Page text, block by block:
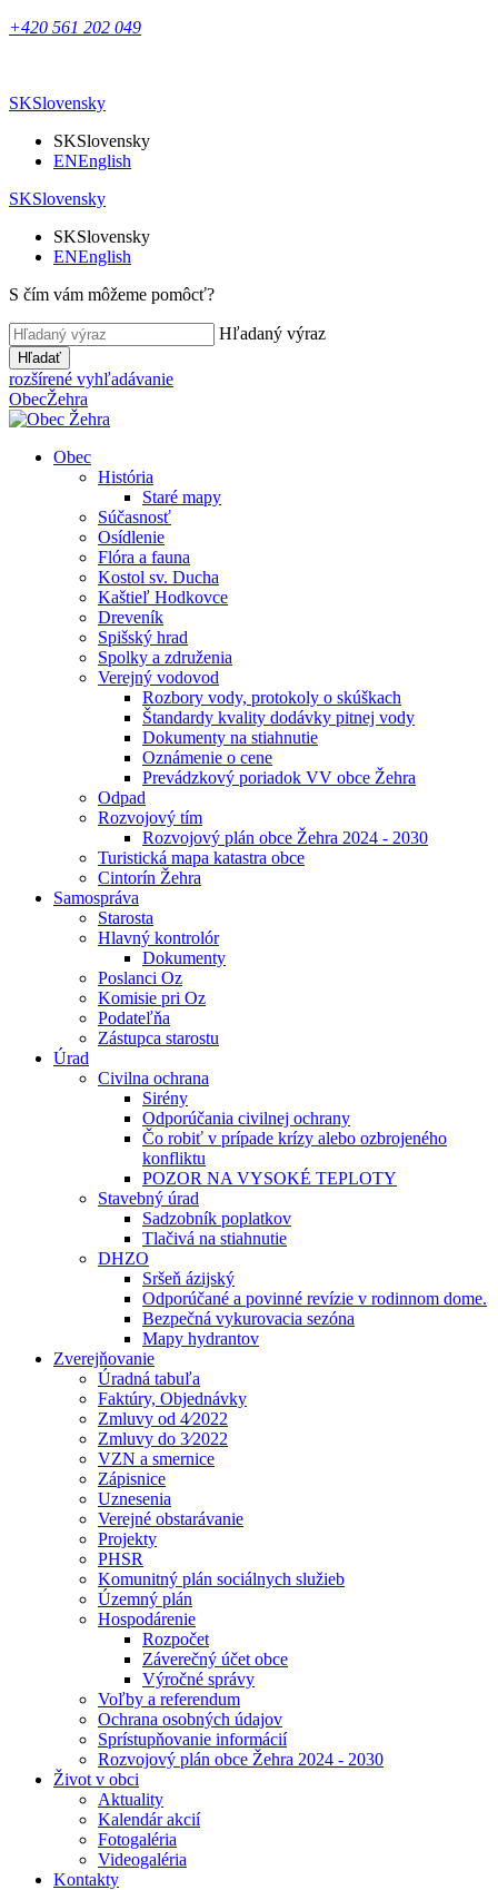
+420 561 202 049
SKSlovensky
SKSlovensky
ENEnglish
SKSlovensky
SKSlovensky
ENEnglish
S čím vám môžeme pomôcť?
Hľadaný výraz
Hľadať
rozšírené vyhľadávanie
ObecŽehra
Obec
História
Staré mapy
Súčasnosť
Osídlenie
Flóra a fauna
Kostol sv. Ducha
Kaštieľ Hodkovce
Dreveník
Spišský hrad
Spolky a združenia
Verejný vodovod
Rozbory vody, protokoly o skúškach
Štandardy kvality dodávky pitnej vody
Dokumenty na stiahnutie
Oznámenie o cene
Prevádzkový poriadok VV obce Žehra
Odpad
Rozvojový tím
Rozvojový plán obce Žehra 2024 - 2030
Turistická mapa katastra obce
Cintorín Žehra
Samospráva
Starosta
Hlavný kontrolór
Dokumenty
Poslanci Oz
Komisie pri Oz
Podateľňa
Zástupca starostu
Úrad
Civilna ochrana
Sirény
Odporúčania civilnej ochrany
Čo robiť v prípade krízy alebo ozbrojeného
konfliktu
POZOR NA VYSOKÉ TEPLOTY
Stavebný úrad
Sadzobník poplatkov
Tlačivá na stiahnutie
DHZO
Sršeň ázijský
Odporúčané a povinné revízie v rodinnom dome.
Bezpečná vykurovacia sezóna
Mapy hydrantov
Zverejňovanie
Úradná tabuľa
Faktúry, Objednávky
Zmluvy od 4⁄2022
Zmluvy do 3⁄2022
VZN a smernice
Zápisnice
Uznesenia
Verejné obstarávanie
Projekty
PHSR
Komunitný plán sociálnych služieb
Územný plán
Hospodárenie
Rozpočet
Záverečný účet obce
Výročné správy
Voľby a referendum
Ochrana osobných údajov
Sprístupňovanie informácií
Rozvojový plán obce Žehra 2024 - 2030
Život v obci
Aktuality
Kalendár akcií
Fotogaléria
Videogaléria
Kontakty